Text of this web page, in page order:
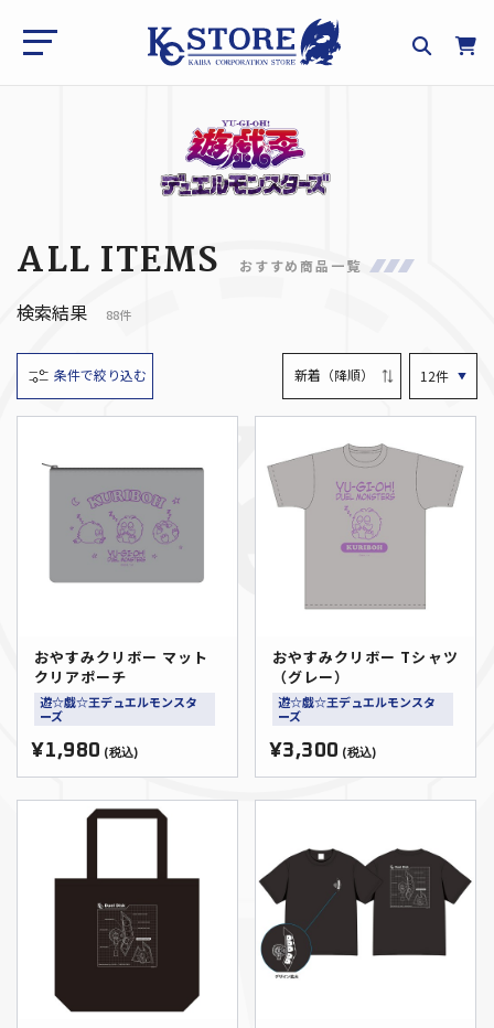
ALL ITEMS おすすめ商品一覧
検索結果 88件
条件で絞り込む
おやすみクリボー マット
クリアポーチ
遊☆戯☆王デュエルモンスタ
ーズ
¥1,980 (税込)
おやすみクリボー Tシャツ
（グレー）
遊☆戯☆王デュエルモンスタ
ーズ
¥3,300 (税込)